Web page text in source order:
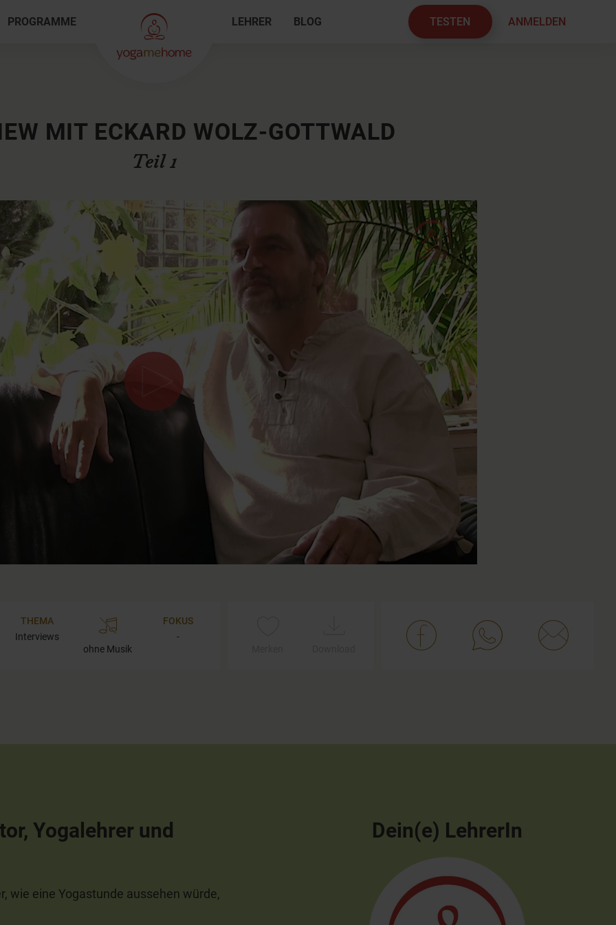
PROGRAMME LEHRER BLOG TESTEN ANMELDEN
MIT ECKARD WOLZ-GOTTWALD
Teil 1
THEMA
Interviews
ohne Musik
FOKUS
-
Yogalehrer und
wie eine Yogastunde aussehen würde,
Dein(e) LehrerIn